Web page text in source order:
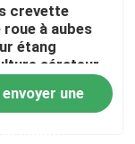
crevette
à aubes
étang
aérateur
envoyer une